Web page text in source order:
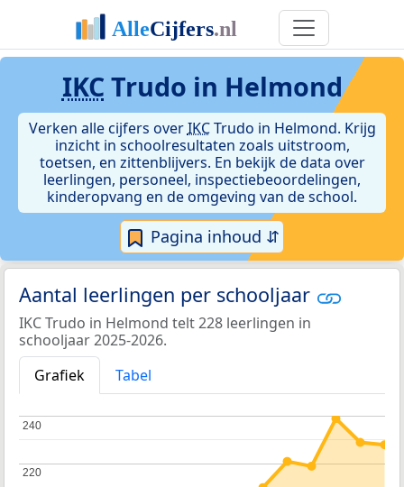
IKC Trudo in Helmond
Verken alle cijfers overIKCTrudo in Helmond. Krijg
inzicht in schoolresultaten zoals uitstroom,
toetsen, en zittenblijvers. En bekijk de data over
leerlingen, personeel, inspectiebeoordelingen,
kinderopvang en de omgeving van de school.
Pagina inhoud ⇵
Aantal leerlingen per schooljaar
IKC Trudo in Helmond telt 228 leerlingen in
schooljaar 2025-2026.
Grafiek
Tabel
220
220
240
240